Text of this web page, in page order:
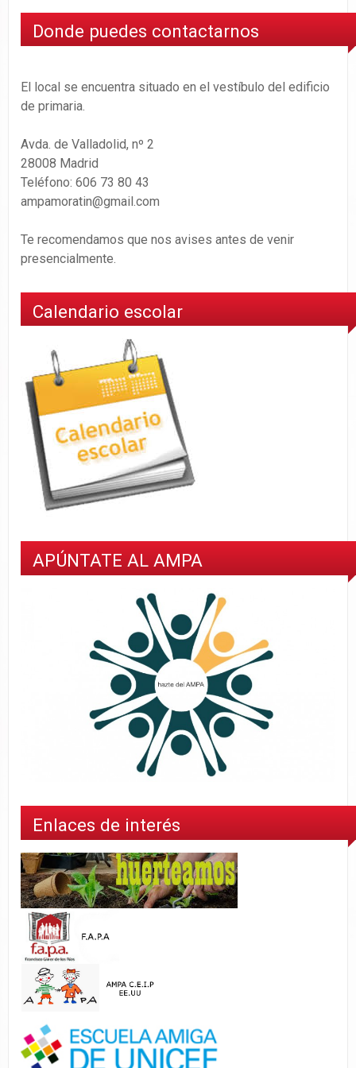
Donde puedes contactarnos
El local se encuentra situado en el vestíbulo del edificio
de primaria.
Avda. de Valladolid, nº 2
28008 Madrid
Teléfono: 606 73 80 43
ampamoratin@gmail.com
Te recomendamos que nos avises antes de venir
presencialmente.
Calendario escolar
APÚNTATE AL AMPA
Enlaces de interés